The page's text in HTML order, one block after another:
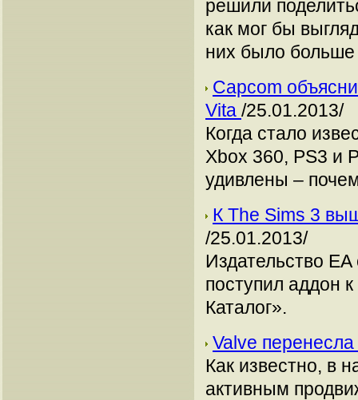
решили
как мог бы
них было
Capcom
Vita /25.01.2013/
Когда стало
Xbox 360, PS3 и
удивлены –
К The Sims 3
/25.01.2013/
Издательство
поступил аддон
Каталог».
Valve
Как известно, в
активным